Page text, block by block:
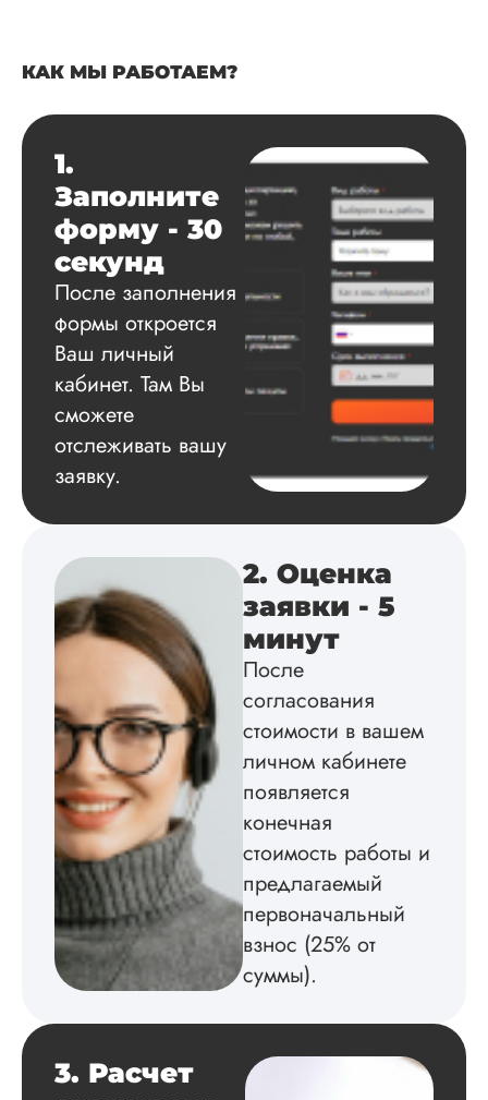
Автору огромное
спасибо за
литературу,
оформил и провел
подробное
экспериментов,
которые сам же и
провел. Спасибо
содействие, буду и
дальше заказывать
работы здесь.
Диссертация
Дата:2025-02-19
оформление.
самостоятельно
подобрал
обосновал
грамотно
расчеты и подвел
по результатам
исследования.
Благодарна.
Вадим
КАК МЫ РАБОТАЕМ?
1.
Заполните
форму - 30
секунд
После заполнения
формы откроется
Ваш личный
кабинет. Там Вы
сможете
отслеживать вашу
заявку.
2. Оценка
заявки - 5
минут
После
согласования
стоимости в вашем
личном кабинете
появляется
конечная
стоимость работы и
предлагаемый
первоначальный
взнос (25% от
суммы).
3. Расчет